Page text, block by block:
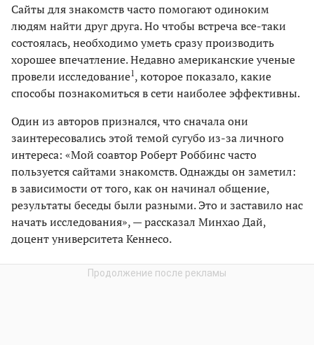
Сайты для знакомств часто помогают одиноким
людям найти друг друга. Но чтобы встреча все-таки
состоялась, необходимо уметь сразу производить
хорошее впечатление. Недавно американские ученые
провели исследование1 , которое показало, какие
способы познакомиться в сети наиболее эффективны.
Один из авторов признался, что сначала они
заинтересовались этой темой сугубо из-за личного
интереса: «Мой соавтор Роберт Роббинс часто
пользуется сайтами знакомств. Однажды он заметил:
в зависимости от того, как он начинал общение,
результаты беседы были разными. Это и заставило нас
начать исследования», — рассказал Минхао Дай,
доцент университета Кеннесо.